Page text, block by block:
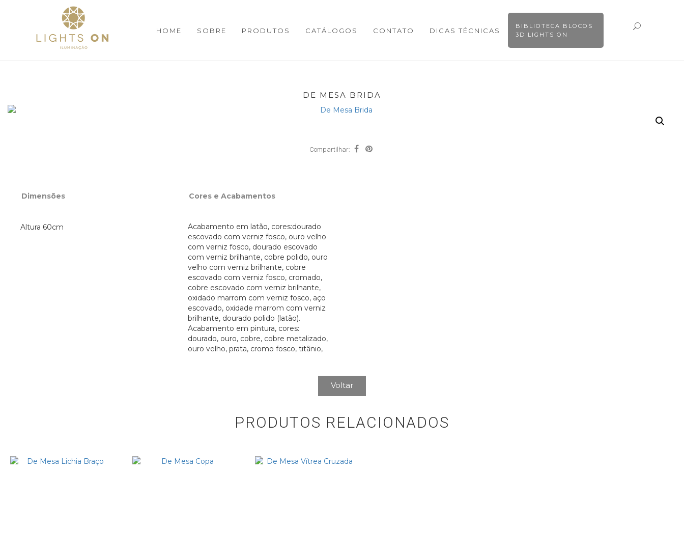
HOME SOBRE PRODUTOS CATÁLOGOS CONTATO DICAS TÉCNICAS
BIBLIOTECA BLOCOS
3D LIGHTS ON
DE MESA BRIDA
Compartilhar:
Dimensões Cores e Acabamentos
Altura 60cm
Acabamento em latão, cores:dourado
escovado com verniz fosco, ouro velho
com verniz fosco, dourado escovado
com verniz brilhante, cobre polido, ouro
velho com verniz brilhante, cobre
escovado com verniz fosco, cromado,
cobre escovado com verniz brilhante,
oxidado marrom com verniz fosco, aço
escovado, oxidade marrom com verniz
brilhante, dourado polido (latão).
Acabamento em pintura, cores:
dourado, ouro, cobre, cobre metalizado,
ouro velho, prata, cromo fosco, titânio,
Voltar
PRODUTOS RELACIONADOS